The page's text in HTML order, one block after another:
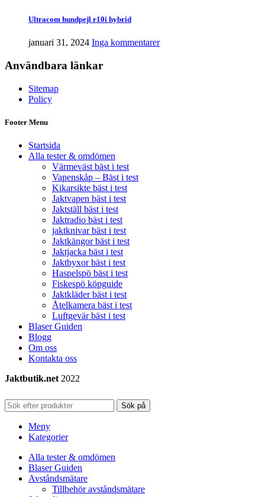
Ultracom hundpejl r10i hybrid
januari 31, 2024 Inga kommentarer
Användbara länkar
Sitemap
Policy
Footer Menu
Startsida
Alla tester & omdömen
Värmeväst bäst i test
Vapenskåp – Bäst i test
Kikarsikte bäst i test
Jaktvapen bäst i test
Jaktställ bäst i test
Jaktradio bäst i test
jaktknivar bäst i test
Jaktkängor bäst i test
Jaktjacka bäst i test
Jaktbyxor bäst i test
Haspelspö bäst i test
Fiskespö köpguide
Jaktkläder bäst i test
Åtelkamera bäst i test
Luftgevär bäst i test
Blaser Guiden
Blogg
Om oss
Kontakta oss
Jaktbutik.net 2022
Sök på
Meny
Kategorier
Alla tester & omdömen
Blaser Guiden
Avståndsmätare
Tillbehör avståndsmätare